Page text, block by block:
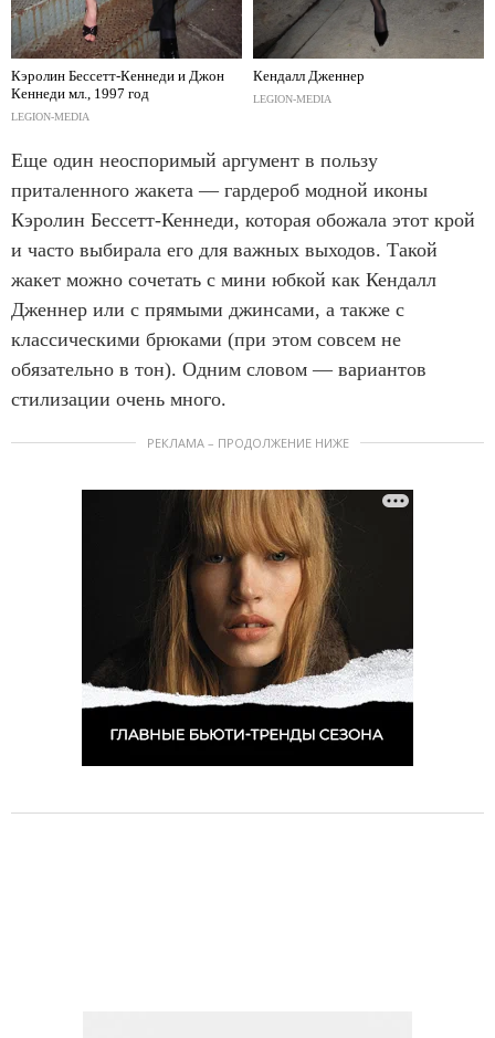
Кэролин Бессетт-Кеннеди и Джон
Кеннеди мл., 1997 год
LEGION-MEDIA
Кендалл Дженнер
LEGION-MEDIA
Еще один неоспоримый аргумент в пользу
приталенного жакета — гардероб модной иконы
Кэролин Бессетт-Кеннеди, которая обожала этот крой
и часто выбирала его для важных выходов. Такой
жакет можно сочетать с мини юбкой как Кендалл
Дженнер или с прямыми джинсами, а также с
классическими брюками (при этом совсем не
обязательно в тон). Одним словом — вариантов
стилизации очень много.
РЕКЛАМА – ПРОДОЛЖЕНИЕ НИЖЕ